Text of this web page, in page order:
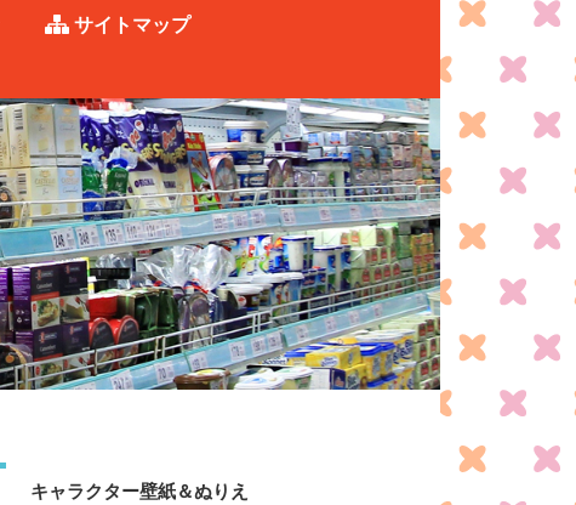
サイトマップ
キャラクター壁紙＆ぬりえ